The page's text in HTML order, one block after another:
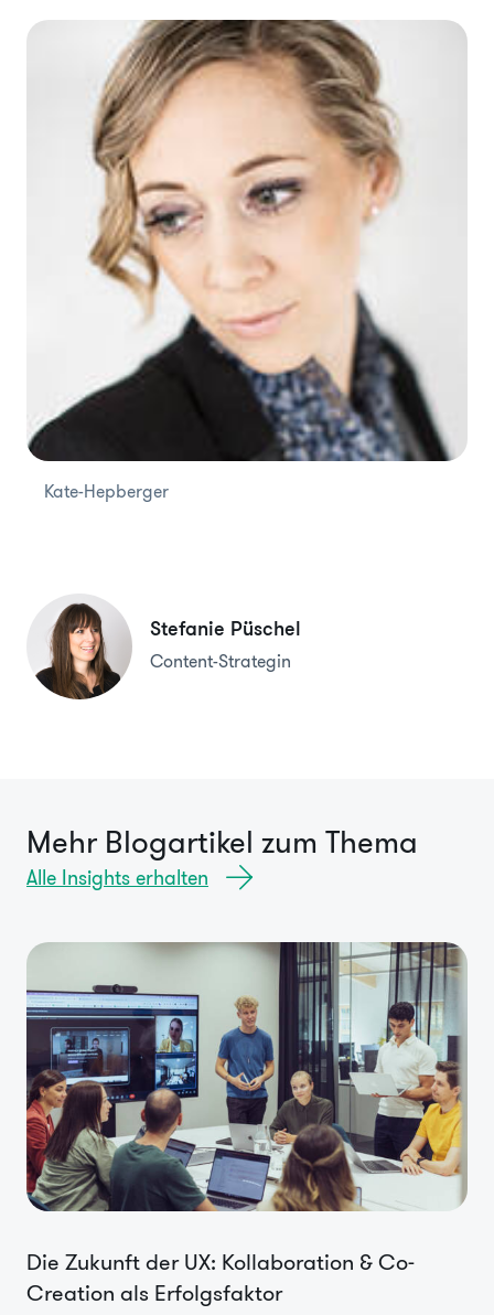
Kate-Hepberger
Stefanie Püschel
Content-Strategin
Mehr Blogartikel zum Thema
Alle Insights erhalten
Die Zukunft der UX: Kollaboration & Co-
Creation als Erfolgsfaktor